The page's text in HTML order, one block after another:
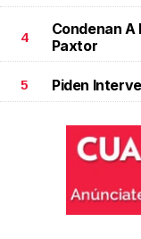
4
Condenan A
Paxtor
5 Piden